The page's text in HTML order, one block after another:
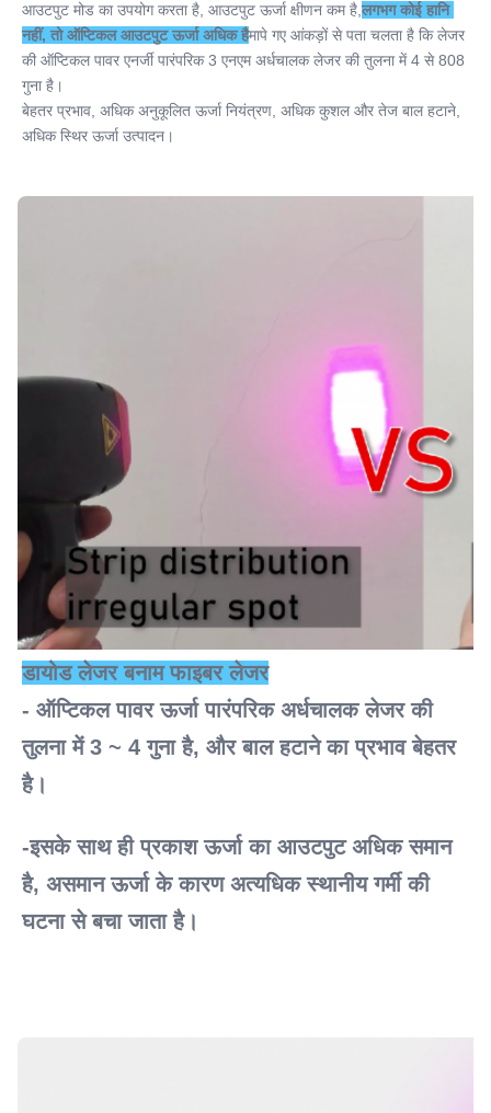
आउटपुट मोड का उपयोग करता है, आउटपुट ऊर्जा क्षीणन कम है, लगभग कोई हानि
नहीं, तो ऑप्टिकल आउटपुट ऊर्जा अधिक हैमापे गए आंकड़ों से पता चलता है कि लेजर
की ऑप्टिकल पावर एनर्जी पारंपरिक 3 एनएम अर्धचालक लेजर की तुलना में 4 से 808
गुना है।
बेहतर प्रभाव, अधिक अनुकूलित ऊर्जा नियंत्रण, अधिक कुशल और तेज बाल हटाने,
अधिक स्थिर ऊर्जा उत्पादन।
डायोड लेजर बनाम फाइबर लेजर
- ऑप्टिकल पावर ऊर्जा पारंपरिक अर्धचालक लेजर की
तुलना में 3 ~ 4 गुना है, और बाल हटाने का प्रभाव बेहतर
है।
-इसके साथ ही प्रकाश ऊर्जा का आउटपुट अधिक समान
है, असमान ऊर्जा के कारण अत्यधिक स्थानीय गर्मी की
घटना से बचा जाता है।